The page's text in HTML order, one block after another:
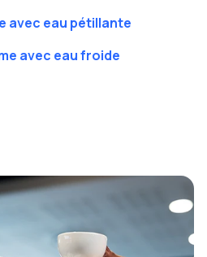
avec eau pétillante
avec eau froide